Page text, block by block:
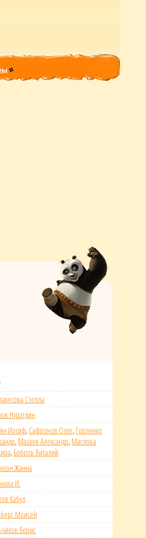
Стелла
Нуратдин
Иосиф,Сафронов Олег,Горленко
,Мазаев Александр,Маслова
,Бобров Виталий
Жанна
И.
Кабул
Моисей
Борис